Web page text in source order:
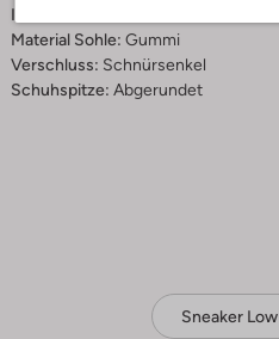
Innenmaterial:
Material Sohle: Gummi
Verschluss: Schnürsenkel
Schuhspitze: Abgerundet
Sneaker Low